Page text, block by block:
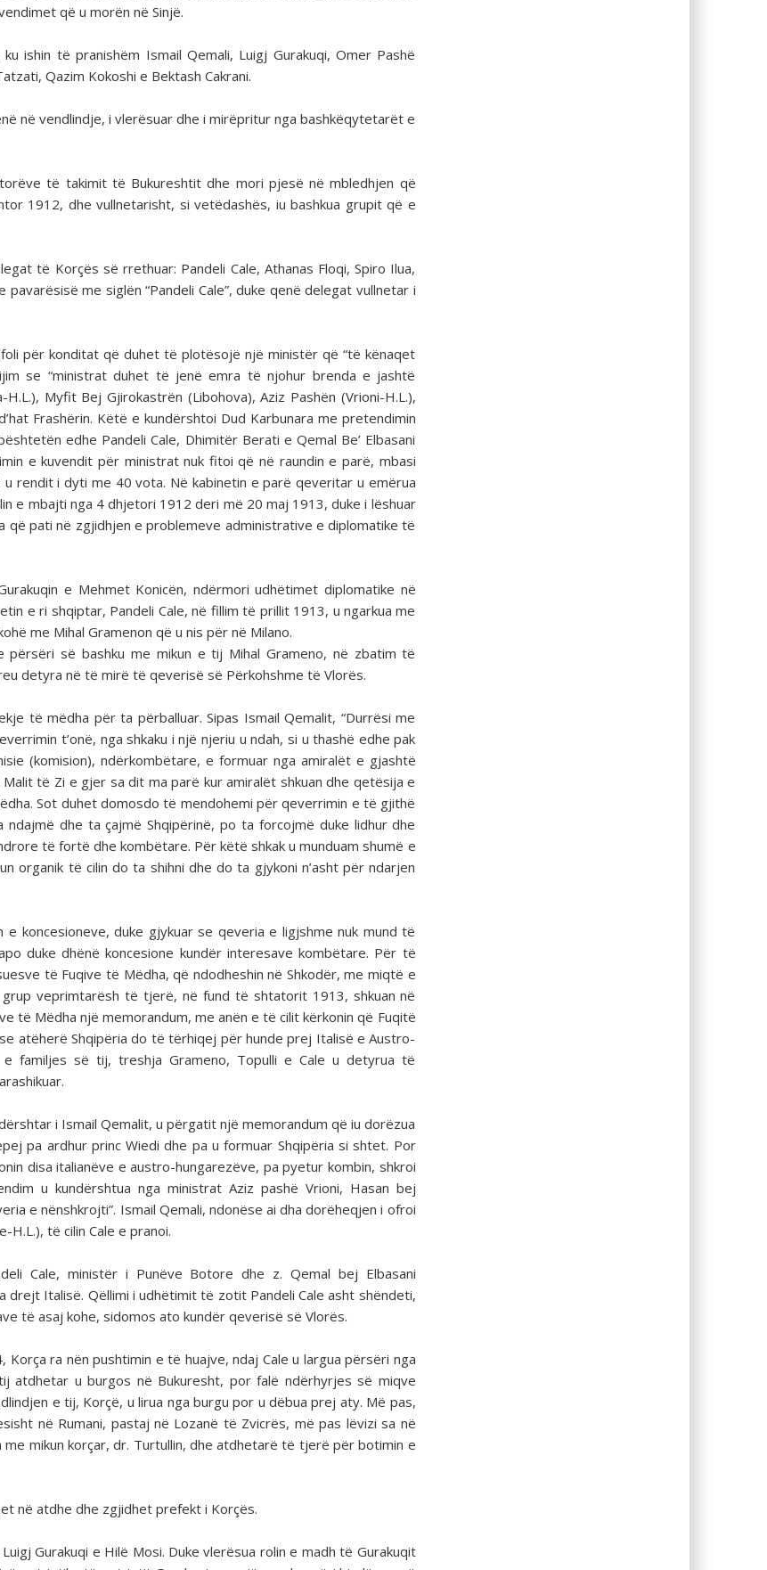
që u morën në Sinjë.
ishin të pranishëm Ismail Qemali, Luigj Gurakuqi, Omer Pashë
Qazim Kokoshi e Bektash Cakrani.
në vendlindje, i vlerësuar dhe i mirëpritur nga bashkëqytetarët e
të takimit të Bukureshtit dhe mori pjesë në mbledhjen që
1912, dhe vullnetarisht, si vetëdashës, iu bashkua grupit që e
të Korçës së rrethuar: Pandeli Cale, Athanas Floqi, Spiro Ilua,
me siglën “Pandeli Cale”, duke qenë delegat vullnetar i
për konditat që duhet të plotësojë një ministër që “të kënaqet
se “ministrat duhet të jenë emra të njohur brenda e jashtë
Myfit Bej Gjirokastrën (Libohova), Aziz Pashën (Vrioni-H.L.),
Frashërin. Këtë e kundërshtoi Dud Karbunara me pretendimin
edhe Pandeli Cale, Dhimitër Berati e Qemal Be’ Elbasani
e kuvendit për ministrat nuk fitoi që në raundin e parë, mbasi
rendit i dyti me 40 vota. Në kabinetin e parë qeveritar u emërua
e mbajti nga 4 dhjetori 1912 deri më 20 maj 1913, duke i lëshuar
që pati në zgjidhjen e problemeve administrative e diplomatike të
e Mehmet Konicën, ndërmori udhëtimet diplomatike në
e ri shqiptar, Pandeli Cale, në fillim të prillit 1913, u ngarkua me
me Mihal Gramenon që u nis për në Milano.
së bashku me mikun e tij Mihal Grameno, në zbatim të
detyra në të mirë të qeverisë së Përkohshme të Vlorës.
të mëdha për ta përballuar. Sipas Ismail Qemalit, “Durrësi me
t’onë, nga shkaku i një njeriu u ndah, si u thashë edhe pak
(komision), ndërkombëtare, e formuar nga amiralët e gjashtë
të Zi e gjer sa dit ma parë kur amiralët shkuan dhe qetësija e
Sot duhet domosdo të mendohemi për qeverrimin e të gjithë
dhe ta çajmë Shqipërinë, po ta forcojmë duke lidhur dhe
të fortë dhe kombëtare. Për këtë shkak u munduam shumë e
organik të cilin do ta shihni dhe do ta gjykoni n’asht për ndarjen
e koncesioneve, duke gjykuar se qeveria e ligjshme nuk mund të
duke dhënë koncesione kundër interesave kombëtare. Për të
të Fuqive të Mëdha, që ndodheshin në Shkodër, me miqtë e
veprimtarësh të tjerë, në fund të shtatorit 1913, shkuan në
të Mëdha një memorandum, me anën e të cilit kërkonin që Fuqitë
atëherë Shqipëria do të tërhiqej për hunde prej Italisë e Austro-
familjes së tij, treshja Grameno, Topulli e Cale u detyrua të
i Ismail Qemalit, u përgatit një memorandum që iu dorëzua
pa ardhur princ Wiedi dhe pa u formuar Shqipëria si shtet. Por
disa italianëve e austro-hungarezëve, pa pyetur kombin, shkroi
u kundërshtua nga ministrat Aziz pashë Vrioni, Hasan bej
e nënshkrojti”. Ismail Qemali, ndonëse ai dha dorëheqjen i ofroi
të cilin Cale e pranoi.
Cale, ministër i Punëve Botore dhe z. Qemal bej Elbasani
drejt Italisë. Qëllimi i udhëtimit të zotit Pandeli Cale asht shëndeti,
të asaj kohe, sidomos ato kundër qeverisë së Vlorës.
ra nën pushtimin e të huajve, ndaj Cale u largua përsëri nga
atdhetar u burgos në Bukuresht, por falë ndërhyrjes së miqve
e tij, Korçë, u lirua nga burgu por u dëbua prej aty. Më pas,
në Rumani, pastaj në Lozanë të Zvicrës, më pas lëvizi sa në
me mikun korçar, dr. Turtullin, dhe atdhetarë të tjerë për botimin e
në atdhe dhe zgjidhet prefekt i Korçës.
Gurakuqi e Hilë Mosi. Duke vlerësua rolin e madh të Gurakuqit